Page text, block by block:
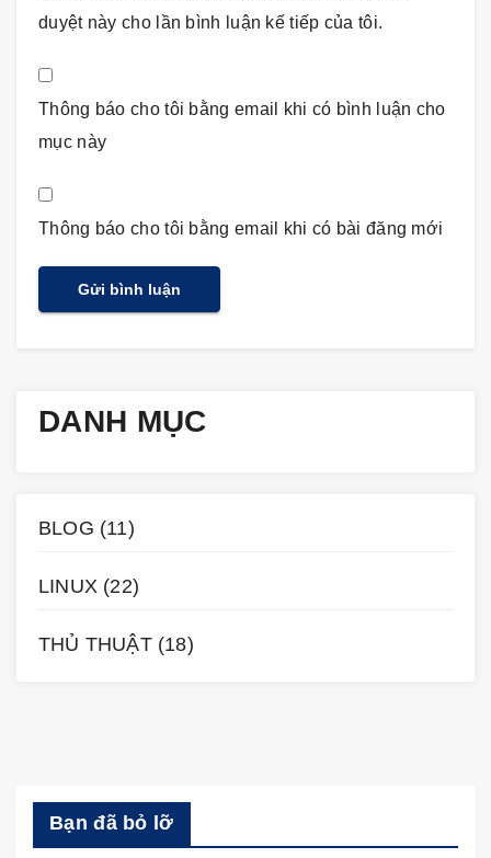
duyệt này cho lần bình luận kế tiếp của tôi.
Thông báo cho tôi bằng email khi có bình luận cho
mục này
Thông báo cho tôi bằng email khi có bài đăng mới
DANH MỤC
BLOG (11)
LINUX (22)
THỦ THUẬT(18)
Bạn đã bỏ lỡ